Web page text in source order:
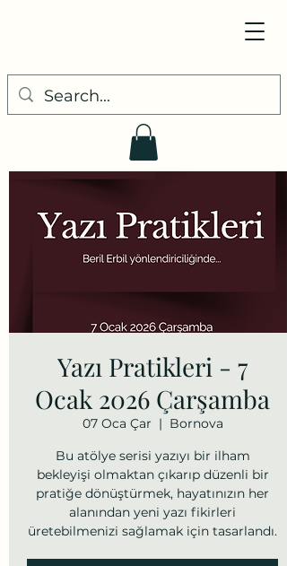
Yazı Pratikleri - 7
Ocak 2026 Çarşamba
07 Oca Çar
  |
Bornova
Bu atölye serisi yazıyı bir ilham
bekleyişi olmaktan çıkarıp düzenli bir
pratiğe dönüştürmek, hayatınızın her
alanından yeni yazı fikirleri
üretebilmenizi sağlamak için tasarlandı.